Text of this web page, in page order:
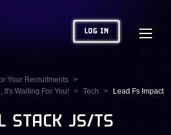
LOG IN
Your Recruitments
It's Waiting For You!
Tech Lead Fs Impact
STACK JS/TS